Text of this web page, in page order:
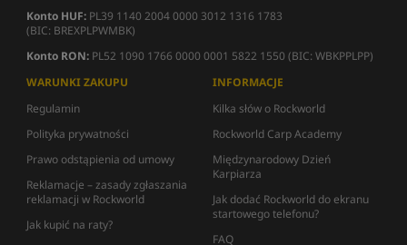
Konto HUF: PL39 1140 2004 0000 3012 1316 1783
(BIC: BREXPLPWMBK)
Konto RON: PL52 1090 1766 0000 0001 5822 1550 (BIC: WBKPPLPP)
WARUNKI ZAKUPU
Regulamin
Polityka prywatności
Prawo odstąpienia od umowy
Reklamacje – zasady zgłaszania
reklamacji w Rockworld
Jak kupić na raty?
INFORMACJE
Kilka słów o Rockworld
Rockworld Carp Academy
Międzynarodowy Dzień
Karpiarza
Jak dodać Rockworld do ekranu
startowego telefonu?
FAQ